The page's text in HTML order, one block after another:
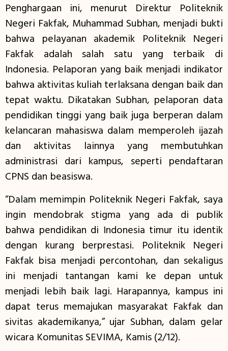
Penghargaan ini, menurut Direktur Politeknik
Negeri Fakfak, Muhammad Subhan, menjadi bukti
bahwa pelayanan akademik Politeknik Negeri
Fakfak adalah salah satu yang terbaik di
Indonesia. Pelaporan yang baik menjadi indikator
bahwa aktivitas kuliah terlaksana dengan baik dan
tepat waktu. Dikatakan Subhan, pelaporan data
pendidikan tinggi yang baik juga berperan dalam
kelancaran mahasiswa dalam memperoleh ijazah
dan aktivitas lainnya yang membutuhkan
administrasi dari kampus, seperti pendaftaran
CPNS dan beasiswa.
“Dalam memimpin Politeknik Negeri Fakfak, saya
ingin mendobrak stigma yang ada di publik
bahwa pendidikan di Indonesia timur itu identik
dengan kurang berprestasi. Politeknik Negeri
Fakfak bisa menjadi percontohan, dan sekaligus
ini menjadi tantangan kami ke depan untuk
menjadi lebih baik lagi. Harapannya, kampus ini
dapat terus memajukan masyarakat Fakfak dan
sivitas akademikanya,” ujar Subhan, dalam gelar
wicara Komunitas SEVIMA, Kamis (2/12).